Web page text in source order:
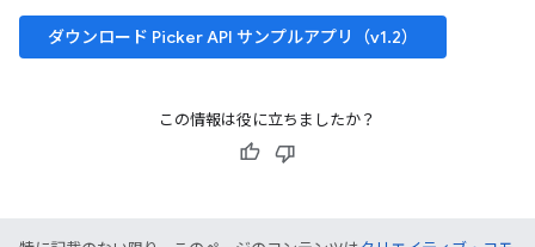
ダウンロード Picker API サンプルアプリ（v1.2）
この情報は役に立ちましたか？